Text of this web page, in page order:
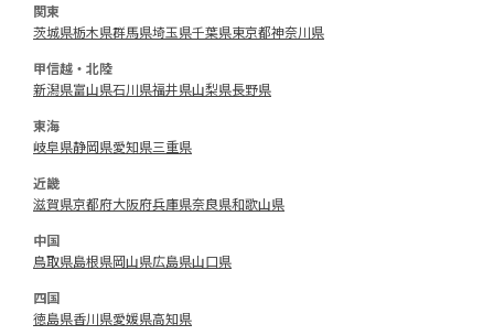
関東
茨城県栃木県群馬県埼玉県千葉県東京都神奈川県
甲信越・北陸
新潟県富山県石川県福井県山梨県長野県
東海
岐阜県静岡県愛知県三重県
近畿
滋賀県京都府大阪府兵庫県奈良県和歌山県
中国
鳥取県島根県岡山県広島県山口県
四国
徳島県香川県愛媛県高知県